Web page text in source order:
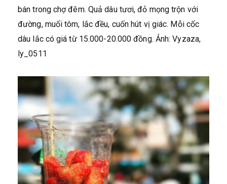
bán trong chợ đêm. Quả dâu tươi, đỏ mọng trộn với
đường, muối tôm, lắc đều, cuốn hút vị giác. Mỗi cốc
dâu lắc có giá từ 15.000-20.000 đồng. Ảnh: Vyzaza,
ly_0511